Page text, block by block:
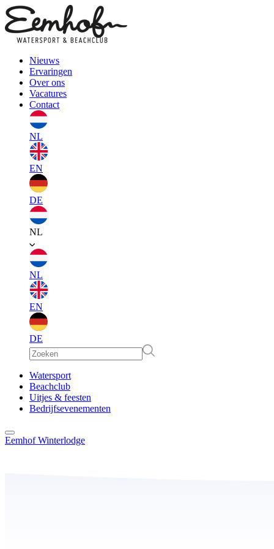
Nieuws
Ervaringen
Over ons
Vacatures
Contact
NL
EN
DE
NL
NL
EN
DE
EN
DE
Watersport
Beachclub
Uitjes & feesten
Bedrijfsevenementen
Eemhof Winterlodge